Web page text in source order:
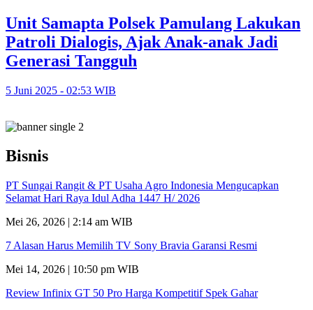
Unit Samapta Polsek Pamulang Lakukan
Patroli Dialogis, Ajak Anak-anak Jadi
Generasi Tangguh
5 Juni 2025 - 02:53 WIB
Bisnis
PT Sungai Rangit & PT Usaha Agro Indonesia Mengucapkan
Selamat Hari Raya Idul Adha 1447 H/ 2026
Mei 26, 2026 | 2:14 am WIB
7 Alasan Harus Memilih TV Sony Bravia Garansi Resmi
Mei 14, 2026 | 10:50 pm WIB
Review Infinix GT 50 Pro Harga Kompetitif Spek Gahar